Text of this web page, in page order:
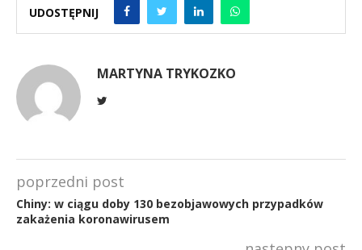
UDOSTĘPNIJ
MARTYNA TRYKOZKO
poprzedni post
Chiny: w ciągu doby 130 bezobjawowych przypadków
zakażenia koronawirusem